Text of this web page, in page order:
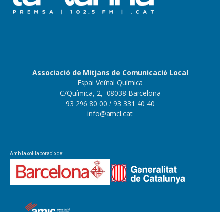
Associació de Mitjans de Comunicació Local
Espai Veïnal Química
C/Química, 2, 08038 Barcelona
93 296 80 00 / 93 331 40 40
info@amcl.cat
Amb la col·laboració de: